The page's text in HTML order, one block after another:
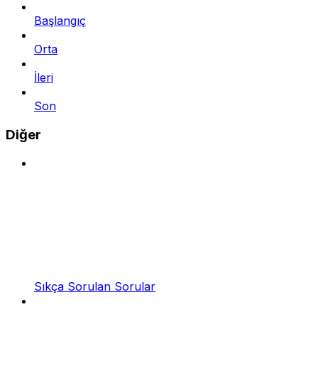
Başlangıç
Orta
İleri
Son
Diğer
Sıkça Sorulan Sorular